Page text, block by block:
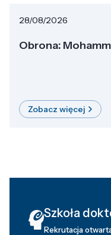
28/08/2026
Obrona:
Zobacz więcej
Szkoła
Rekrutacja